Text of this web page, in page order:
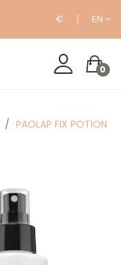
€ EN
0
PAOLAP FIX POTION